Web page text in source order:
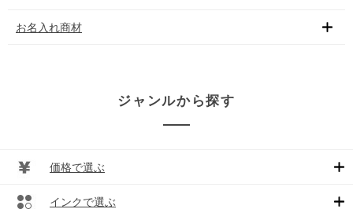
お名入れ商材
ジャンルから探す
価格で選ぶ
インクで選ぶ